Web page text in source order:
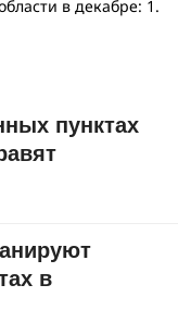
в декабре: 1.
пунктах
в